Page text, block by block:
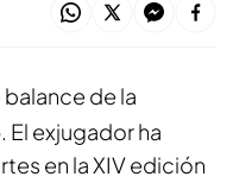
de la
. El exjugador ha
en la XIV edición